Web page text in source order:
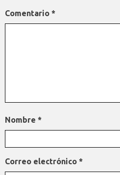
Comentario *
Nombre *
Correo electrónico *